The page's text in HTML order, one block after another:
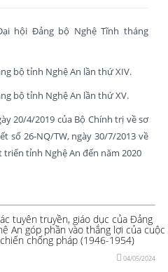
hội Đảng bộ Nghệ Tĩnh tháng
bộ tỉnh Nghệ An lần thứ XIV.
bộ tỉnh Nghệ An lần thứ XV.
20/4/2019 của Bộ Chính trị về sơ
số 26-NQ/TW, ngày 30/7/2013 về
tỉnh Nghệ An đến năm 2020
tuyên truyền, giáo dục của Đảng
An góp phần vào thắng lợi của cuộc
chống pháp (1946-1954)
04/05/2024